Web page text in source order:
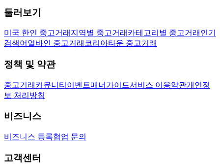
둘러보기
미국 한인 중고거래 지역별 중고거래 카테고리별 중고거래 인기
검색어 얼바인 중고거래 코리아타운 중고거래
정책 및 약관
중고거래 커뮤니티 이벤트매너가이드서비스 이용약관개인정
보 처리방침
비즈니스
비즈니스 등록협업 문의
고객센터